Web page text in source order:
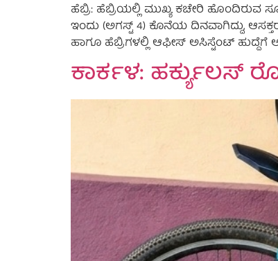
ಹೆಬ್ರಿ: ಹೆಬ್ರಿಯಲ್ಲಿ ಮುಖ್ಯ ಕಚೇರಿ ಹೊಂದಿರುವ
ಇಂದು (ಅಗಸ್ಟ್ 4) ಕೊನೆಯ ದಿನವಾಗಿದ್ದು,
ಹಾಗೂ ಹೆಬ್ರಿಗಳಲ್ಲಿ ಆಫೀಸ್ ಅಸಿಸ್ಟೆಂಟ್ ಹುದ್ದೆಗೆ
ಕಾರ್ಕಳ: ಹರ್ಕ್ಯುಲಸ್